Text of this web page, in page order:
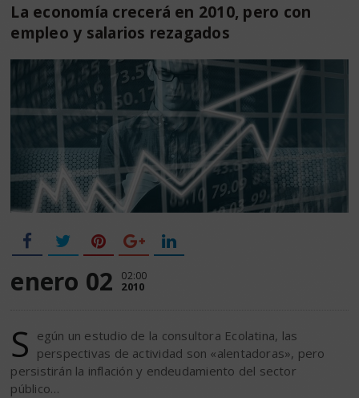
La economía crecerá en 2010, pero con
empleo y salarios rezagados
enero 02 02:00
2010
S egún un estudio de la consultora Ecolatina, las
perspectivas de actividad son «alentadoras», pero
persistirán la inflación y endeudamiento del sector
público…